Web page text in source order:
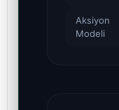
Aksiyon
Modeli